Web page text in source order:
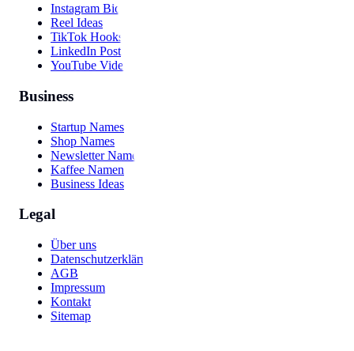
Instagram Bio
Reel Ideas
TikTok Hooks
LinkedIn Post
YouTube Video
Business
Startup Names
Shop Names
Newsletter Names
Kaffee Namen
Business Ideas
Legal
Über uns
Datenschutzerklärung
AGB
Impressum
Kontakt
Sitemap